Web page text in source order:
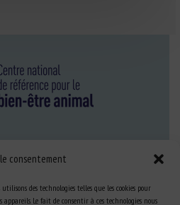
consentement
des technologies telles que les cookies pour
Le fait de consentir à ces technologies nous